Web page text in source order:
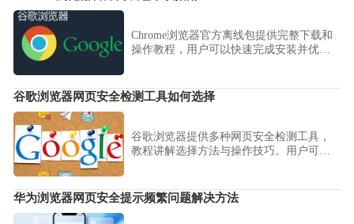
Chrome浏览器官方离线包提供完整下载和
操作教程，用户可以快速完成安装并优化
谷歌浏览器网页安全检测工具如何选择
谷歌浏览器提供多种网页安全检测工具，
教程讲解选择方法与操作技巧。用户可有
华为浏览器网页安全提示频繁问题解决方法